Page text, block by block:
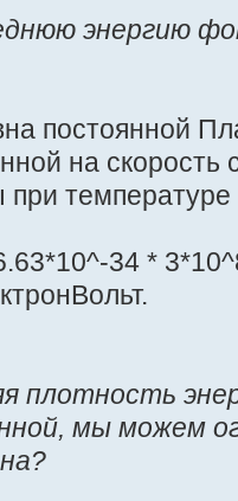
энергию
постоянной
на скорость
34 *
плотность
мы можем